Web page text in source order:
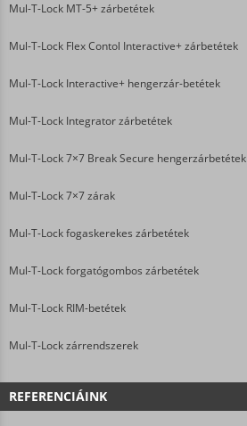
Mul-T-Lock MT-5+ zárbetétek
Mul-T-Lock Flex Contol Interactive+ zárbetétek
Mul-T-Lock Interactive+ hengerzár-betétek
Mul-T-Lock Integrator zárbetétek
Mul-T-Lock 7×7 Break Secure hengerzárbetétek
Mul-T-Lock 7×7 zárak
Mul-T-Lock fogaskerekes zárbetétek
Mul-T-Lock forgatógombos zárbetétek
Mul-T-Lock RIM-betétek
Mul-T-Lock zárrendszerek
REFERENCIÁINK